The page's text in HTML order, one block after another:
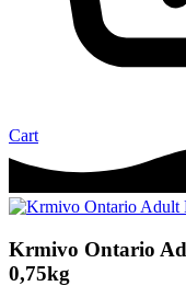
Cart
Krmivo Ontario
0,75kg